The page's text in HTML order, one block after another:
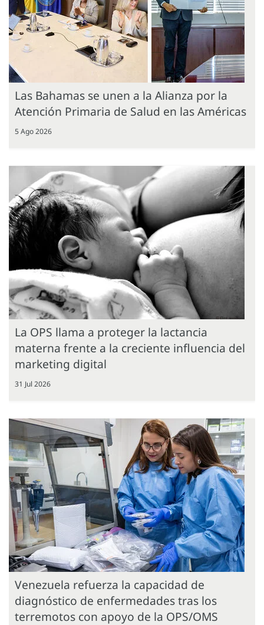
Las Bahamas se unen a la Alianza por la
Atención Primaria de Salud en las Américas
5 Ago 2026
La OPS llama a proteger la lactancia
materna frente a la creciente influencia del
marketing digital
31 Jul 2026
Venezuela refuerza la capacidad de
diagnóstico de enfermedades tras los
terremotos con apoyo de la OPS/OMS